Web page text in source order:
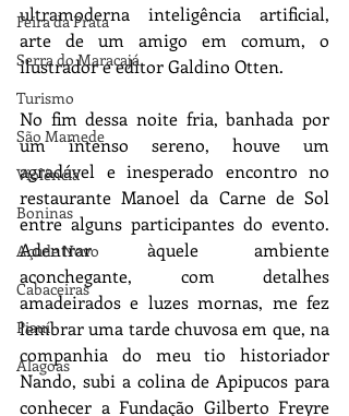
Feira da Prata
Serra do Maracajá
Turismo
São Mamede
Violência
Boninas
Açude Novo
Cabaceiras
Piauí
Alagoas
ultramoderna inteligência artificial,
arte de um amigo em comum, o
ilustrador e editor Galdino Otten.
No fim dessa noite fria, banhada por
um intenso sereno, houve um
agradável e inesperado encontro no
restaurante Manoel da Carne de Sol
entre alguns participantes do evento.
Adentrar àquele ambiente
aconchegante, com detalhes
amadeirados e luzes mornas, me fez
lembrar uma tarde chuvosa em que, na
companhia do meu tio historiador
Nando, subi a colina de Apipucos para
conhecer a Fundação Gilberto Freyre